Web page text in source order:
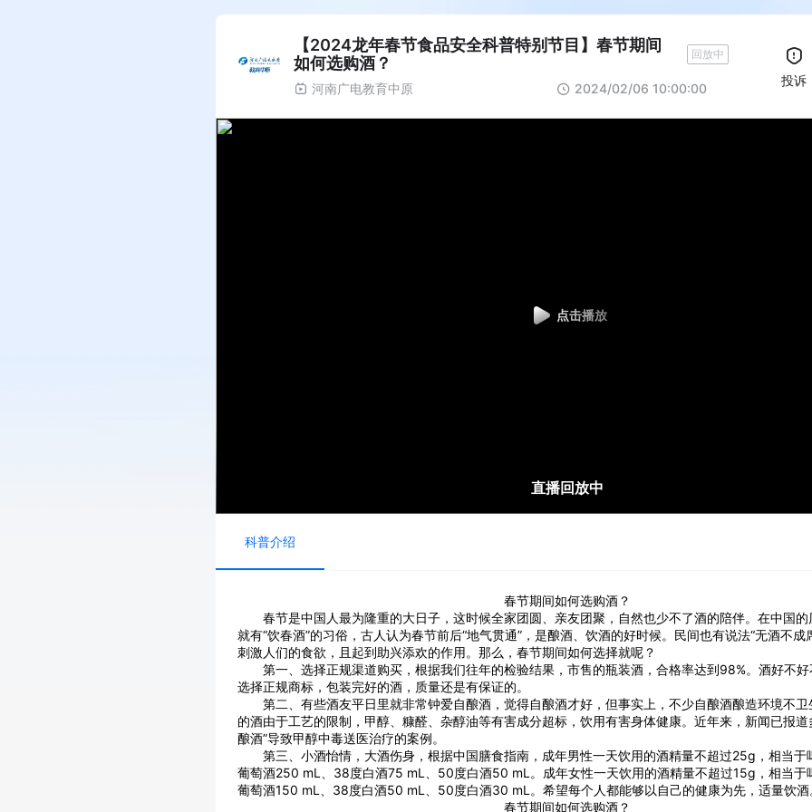
【2024龙年春节食品安全科普特别节目】春节期间
如何选购酒？
回放中
河南广电教育中原 2024/02/06 10:00:00
投诉
点击播放
直播回放中
科普介绍
春节期间如何选购酒？
春节是中国人最为隆重的大日子，这时候全家团圆、亲友团聚，自然也少不了酒的陪伴。在中国
就有“饮春酒”的习俗，古人认为春节前后“地气贯通”，是酿酒、饮酒的好时候。民间也有说法“无酒不成
刺激人们的食欲，且起到助兴添欢的作用。那么，春节期间如何选择就呢？
第一、选择正规渠道购买，根据我们往年的检验结果，市售的瓶装酒，合格率达到98%。酒好不
选择正规商标，包装完好的酒，质量还是有保证的。
第二、有些酒友平日里就非常钟爱自酿酒，觉得自酿酒才好，但事实上，不少自酿酒酿造环境不
的酒由于工艺的限制，甲醇、糠醛、杂醇油等有害成分超标，饮用有害身体健康。近年来，新闻已报道
酿酒”导致甲醇中毒送医治疗的案例。
第三、小酒怡情，大酒伤身，根据中国膳食指南，成年男性一天饮用的酒精量不超过25g，相当
葡萄酒250 mL、38度白酒75 mL、50度白酒50 mL。成年女性一天饮用的酒精量不超过15g，相当
葡萄酒150 mL、38度白酒50 mL、50度白酒30 mL。希望每个人都能够以自己的健康为先，适量饮酒
春节期间如何选购酒？